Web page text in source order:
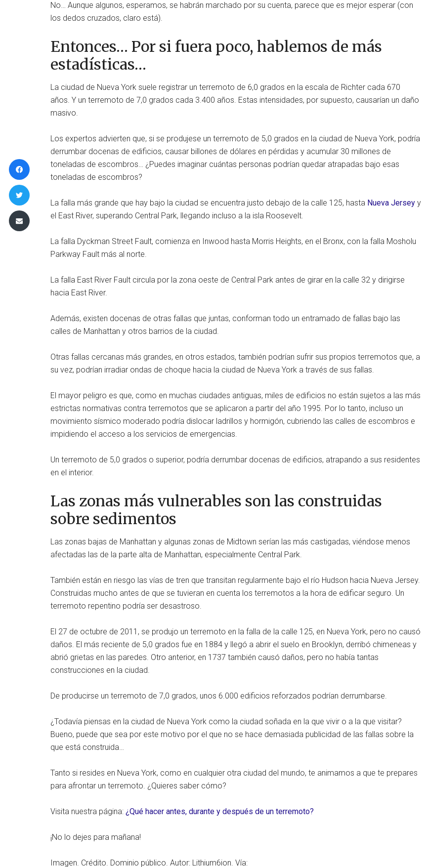
No… Aunque algunos, esperamos, se habrán marchado por su cuenta, parece que es mejor esperar (con
los dedos cruzados, claro está).
Entonces… Por si fuera poco, hablemos de más
estadísticas…
La ciudad de Nueva York suele registrar un terremoto de 6,0 grados en la escala de Richter cada 670
años. Y un terremoto de 7,0 grados cada 3.400 años. Estas intensidades, por supuesto, causarían un daño
masivo.
Los expertos advierten que, si se produjese un terremoto de 5,0 grados en la ciudad de Nueva York, podría
derrumbar docenas de edificios, causar billones de dólares en pérdidas y acumular 30 millones de
toneladas de escombros… ¿Puedes imaginar cuántas personas podrían quedar atrapadas bajo esas
toneladas de escombros?
La falla más grande que hay bajo la ciudad se encuentra justo debajo de la calle 125, hasta Nueva Jersey y
el East River, superando Central Park, llegando incluso a la isla Roosevelt.
La falla Dyckman Street Fault, comienza en Inwood hasta Morris Heights, en el Bronx, con la falla Mosholu
Parkway Fault más al norte.
La falla East River Fault circula por la zona oeste de Central Park antes de girar en la calle 32 y dirigirse
hacia East River.
Además, existen docenas de otras fallas que juntas, conforman todo un entramado de fallas bajo las
calles de Manhattan y otros barrios de la ciudad.
Otras fallas cercanas más grandes, en otros estados, también podrían sufrir sus propios terremotos que, a
su vez, podrían irradiar ondas de choque hacia la ciudad de Nueva York a través de sus fallas.
El mayor peligro es que, como en muchas ciudades antiguas, miles de edificios no están sujetos a las más
estrictas normativas contra terremotos que se aplicaron a partir del año 1995. Por lo tanto, incluso un
movimiento sísmico moderado podría dislocar ladrillos y hormigón, cubriendo las calles de escombros e
impidiendo el acceso a los servicios de emergencias.
Un terremoto de 5,0 grados o superior, podría derrumbar docenas de edificios, atrapando a sus residentes
en el interior.
Las zonas más vulnerables son las construidas
sobre sedimentos
Las zonas bajas de Manhattan y algunas zonas de Midtown serían las más castigadas, viéndose menos
afectadas las de la parte alta de Manhattan, especialmente Central Park.
También están en riesgo las vías de tren que transitan regularmente bajo el río Hudson hacia Nueva Jersey.
Construidas mucho antes de que se tuvieran en cuenta los terremotos a la hora de edificar seguro. Un
terremoto repentino podría ser desastroso.
El 27 de octubre de 2011, se produjo un terremoto en la falla de la calle 125, en Nueva York, pero no causó
daños. El más reciente de 5,0 grados fue en 1884 y llegó a abrir el suelo en Brooklyn, derribó chimeneas y
abrió grietas en las paredes. Otro anterior, en 1737 también causó daños, pero no había tantas
construcciones en la ciudad.
De producirse un terremoto de 7,0 grados, unos 6.000 edificios reforzados podrían derrumbarse.
¿Todavía piensas en la ciudad de Nueva York como la ciudad soñada en la que vivir o a la que visitar?
Bueno, puede que sea por este motivo por el que no se hace demasiada publicidad de las fallas sobre la
que está construida…
Tanto si resides en Nueva York, como en cualquier otra ciudad del mundo, te animamos a que te prepares
para afrontar un terremoto. ¿Quieres saber cómo?
Visita nuestra página: ¿Qué hacer antes, durante y después de un terremoto?
¡No lo dejes para mañana!
Imagen. Crédito. Dominio público. Autor: Lithium6ion. Vía: